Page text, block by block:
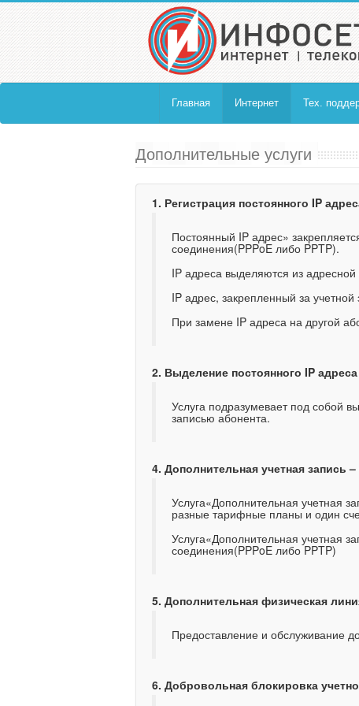
Главная Интернет Тех.
Дополнительные услуги
1. Регистрация постоянного IP
Постоянный IP адрес»
соединения(PPPoEлибо PPTP).
IP адреса выделяются из адресной
IP адрес, закрепленный за
При замене IP адреса на другой
2. Выделение постоянного IP
Услуга подразумевает под собой
записью абонента.
4. Дополнительная учетная запись
Услуга«Дополнительная учетная
разные тарифные планы и один
Услуга«Дополнительная учетная
соединения(PPPoEлибо PPTP)
5. Дополнительная физическая
Предоставление и обслуживание
6. Добровольная блокировка